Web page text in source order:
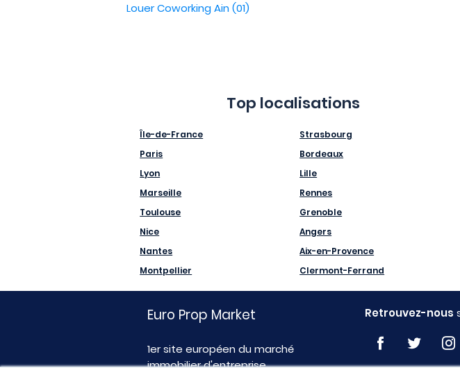
Louer Coworking Ain (01)
Top localisations
Île-de-France
Paris
Lyon
Marseille
Toulouse
Nice
Nantes
Montpellier
Strasbourg
Bordeaux
Lille
Rennes
Grenoble
Angers
Aix-en-Provence
Clermont-Ferrand
Euro Prop Market
1er site européen du marché
Retrouvez-nous